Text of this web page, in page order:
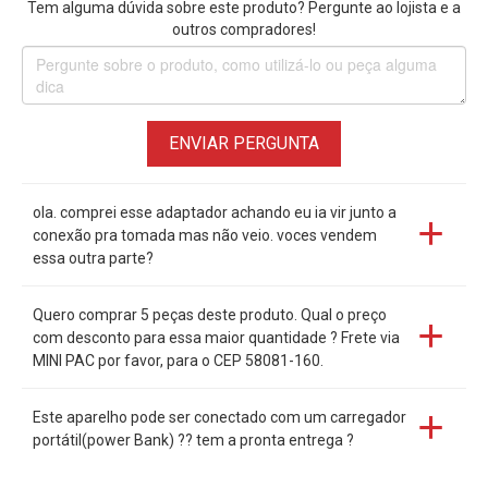
• Fornece carga continua paraCâmeras Sony Mirrorless
• Fornecimento externo poder para estender seu tempo de
Disparos.
• Com proteção de sobre tensão de alta potência, sobre
*Apenas Acoplador DC PW20 de Bateria Sony NP-FW50,
Fonte não acompanha.
Acoplador Dummy NP-FW50 para Câmeras Sony:
• Sony Alpha A6500
• Sony Alpha A6100
Tem alguma dúvida sobre este produto? Pergunte ao lojista e a
outros compradores!
ENVIAR PERGUNTA
ola. comprei esse adaptador achando eu ia vir junto a
conexão pra tomada mas não veio. voces vendem
essa outra parte?
Quero comprar 5 peças deste produto. Qual o preço
com desconto para essa maior quantidade ? Frete via
MINI PAC por favor, para o CEP 58081-160.
Este aparelho pode ser conectado com um carregador
portátil(power Bank) ?? tem a pronta entrega ?